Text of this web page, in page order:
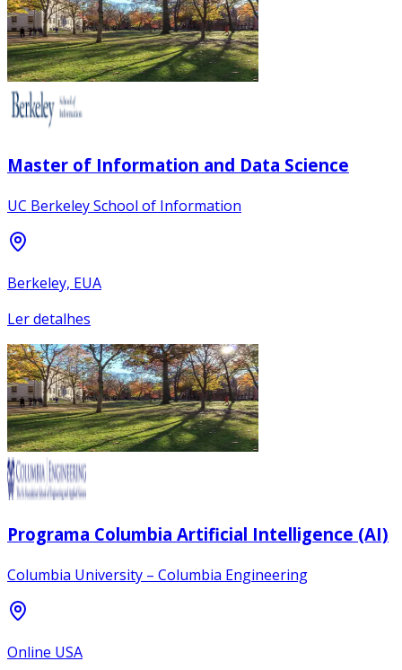
Master of Information and Data Science
UC Berkeley School of Information
Berkeley, EUA
Ler detalhes
Programa Columbia Artificial Intelligence (AI)
Columbia University – Columbia Engineering
Online USA